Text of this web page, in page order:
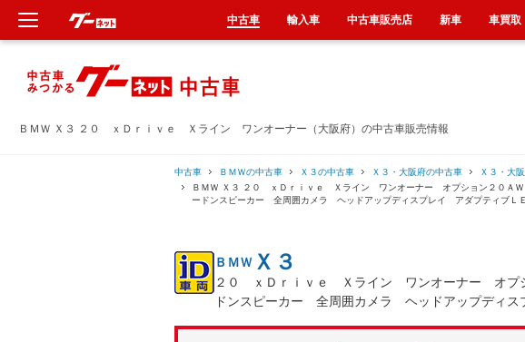
ＢＭＷ Ｘ３ ２０ ｘＤｒｉｖｅ Ｘライン ワンオーナー（大阪府）の中古車販売情報
中古車 ＢＭＷの中古車 Ｘ３の中古車 Ｘ３・大阪府の中古車
Ｘ３・大
ＢＭＷ Ｘ３ ２０ ｘＤｒｉｖｅ Ｘライン ワンオーナー オプション２０Ａ
ードンスピーカー 全周囲カメラ ヘッドアップディスプレイ アダプティブＬ
ＢＭＷ Ｘ３
２０ ｘＤｒｉｖｅ Ｘライン ワンオーナー オプ
ドンスピーカー 全周囲カメラ ヘッドアップディ
中古車 輸入車 中古車販売店 新車 車買取
新車
中古車